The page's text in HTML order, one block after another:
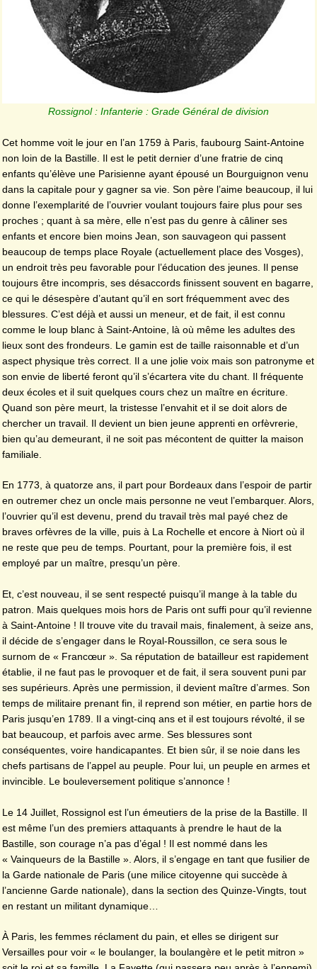
Rossignol : Infanterie : Grade Général de division
Cet homme voit le jour en l’an 1759 à Paris, faubourg Saint-Antoine
non loin de la Bastille. Il est le petit dernier d’une fratrie de cinq
enfants qu’élève une Parisienne ayant épousé un Bourguignon venu
dans la capitale pour y gagner sa vie. Son père l’aime beaucoup, il lui
donne l’exemplarité de l’ouvrier voulant toujours faire plus pour ses
proches ; quant à sa mère, elle n’est pas du genre à câliner ses
enfants et encore bien moins Jean, son sauvageon qui passent
beaucoup de temps place Royale (actuellement place des Vosges),
un endroit très peu favorable pour l’éducation des jeunes. Il pense
toujours être incompris, ses désaccords finissent souvent en bagarre,
ce qui le désespère d’autant qu’il en sort fréquemment avec des
blessures. C’est déjà et aussi un meneur, et de fait, il est connu
comme le loup blanc à Saint-Antoine, là où même les adultes des
lieux sont des frondeurs. Le gamin est de taille raisonnable et d’un
aspect physique très correct. Il a une jolie voix mais son patronyme et
son envie de liberté feront qu’il s’écartera vite du chant. Il fréquente
deux écoles et il suit quelques cours chez un maître en écriture.
Quand son père meurt, la tristesse l’envahit et il se doit alors de
chercher un travail. Il devient un bien jeune apprenti en orfèvrerie,
bien qu’au demeurant, il ne soit pas mécontent de quitter la maison
familiale.
En 1773, à quatorze ans, il part pour Bordeaux dans l’espoir de partir
en outremer chez un oncle mais personne ne veut l’embarquer. Alors,
l’ouvrier qu’il est devenu, prend du travail très mal payé chez de
braves orfèvres de la ville, puis à La Rochelle et encore à Niort où il
ne reste que peu de temps. Pourtant, pour la première fois, il est
employé par un maître, presqu’un père.
Et, c’est nouveau, il se sent respecté puisqu’il mange à la table du
patron. Mais quelques mois hors de Paris ont suffi pour qu’il revienne
à Saint-Antoine ! Il trouve vite du travail mais, finalement, à seize ans,
il décide de s’engager dans le Royal-Roussillon, ce sera sous le
surnom de « Francœur ». Sa réputation de batailleur est rapidement
établie, il ne faut pas le provoquer et de fait, il sera souvent puni par
ses supérieurs. Après une permission, il devient maître d’armes. Son
temps de militaire prenant fin, il reprend son métier, en partie hors de
Paris jusqu’en 1789. Il a vingt-cinq ans et il est toujours révolté, il se
bat beaucoup, et parfois avec arme. Ses blessures sont
conséquentes, voire handicapantes. Et bien sûr, il se noie dans les
chefs partisans de l’appel au peuple. Pour lui, un peuple en armes et
invincible. Le bouleversement politique s’annonce !
Le 14 Juillet, Rossignol est l’un émeutiers de la prise de la Bastille. Il
est même l’un des premiers attaquants à prendre le haut de la
Bastille, son courage n’a pas d’égal ! Il est nommé dans les
« Vainqueurs de la Bastille ». Alors, il s’engage en tant que fusilier de
la Garde nationale de Paris (une milice citoyenne qui succède à
l’ancienne Garde nationale), dans la section des Quinze-Vingts, tout
en restant un militant dynamique…
À Paris, les femmes réclament du pain, et elles se dirigent sur
Versailles pour voir « le boulanger, la boulangère et le petit mitron »